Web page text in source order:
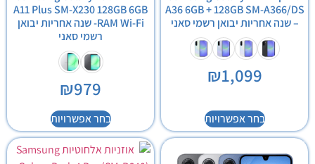
A36 6GB + 128GB SM-A366/DS
– שנה אחריות יבואן רשמי סאני
₪1,099
בחר אפשרויות
A11 Plus SM-X230 128GB 6GB
RAM Wi-Fi- שנה אחריות יבואן
רשמי סאני
₪979
בחר אפשרויות